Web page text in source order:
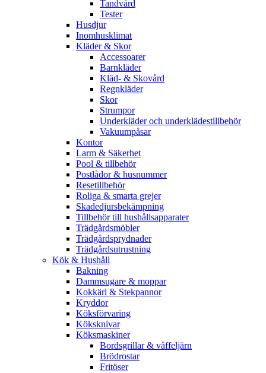
Tandvård
Tester
Husdjur
Inomhusklimat
Kläder & Skor
Accessoarer
Barnkläder
Kläd- & Skovård
Regnkläder
Skor
Strumpor
Underkläder och underklädestillbehör
Vakuumpåsar
Kontor
Larm & Säkerhet
Pool & tillbehör
Postlådor & husnummer
Resetillbehör
Roliga & smarta grejer
Skadedjursbekämpning
Tillbehör till hushållsapparater
Trädgårdsmöbler
Trädgårdsprydnader
Trädgårdsutrustning
Kök & Hushåll
Bakning
Dammsugare & moppar
Kokkärl & Stekpannor
Kryddor
Köksförvaring
Köksknivar
Köksmaskiner
Bordsgrillar & våffeljärn
Brödrostar
Fritöser